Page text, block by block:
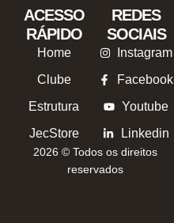
ACESSO
RÁPIDO
Home
Clube
Estrutura
JecStore
REDES
SOCIAIS
Instagram
Facebook
Youtube
Linkedin
2026 © Todos os direitos
reservados